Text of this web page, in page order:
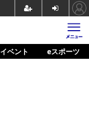
イベント eスポーツ